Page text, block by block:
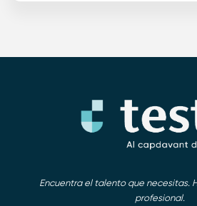
Encuentra el talento que necesitas.
profesional.